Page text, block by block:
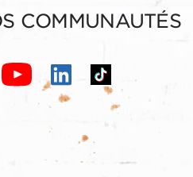
COMMUNAUTÉS